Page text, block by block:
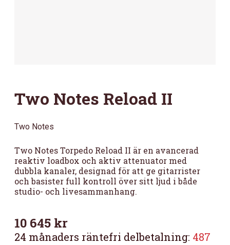
Two Notes Reload II
Two Notes
Two Notes Torpedo Reload II är en avancerad
reaktiv loadbox och aktiv attenuator med
dubbla kanaler, designad för att ge gitarrister
och basister full kontroll över sitt ljud i både
studio- och livesammanhang.
10 645 kr
24 månaders räntefri delbetalning: 487